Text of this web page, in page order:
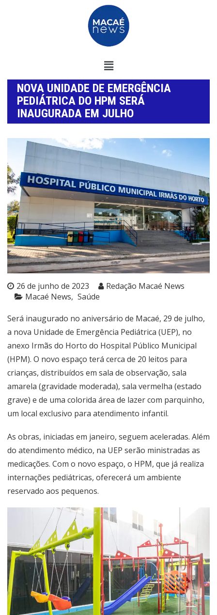
NOVA UNIDADE DE EMERGÊNCIA
PEDIÁTRICA DO HPM SERÁ
INAUGURADA EM JULHO
26 de junho de 2023
Redação Macaé News
Macaé News
Saúde
Será inaugurado no aniversário de Macaé, 29 de julho,
a nova Unidade de Emergência Pediátrica (UEP), no
anexo Irmãs do Horto do Hospital Público Municipal
(HPM). O novo espaço terá cerca de 20 leitos para
crianças, distribuídos em sala de observação, sala
amarela (gravidade moderada), sala vermelha (estado
grave) e de uma colorida área de lazer com parquinho,
um local exclusivo para atendimento infantil.
As obras, iniciadas em janeiro, seguem aceleradas. Além
do atendimento médico, na UEP serão ministradas as
medicações. Com o novo espaço, o HPM, que já realiza
internações pediátricas, oferecerá um ambiente
reservado aos pequenos.